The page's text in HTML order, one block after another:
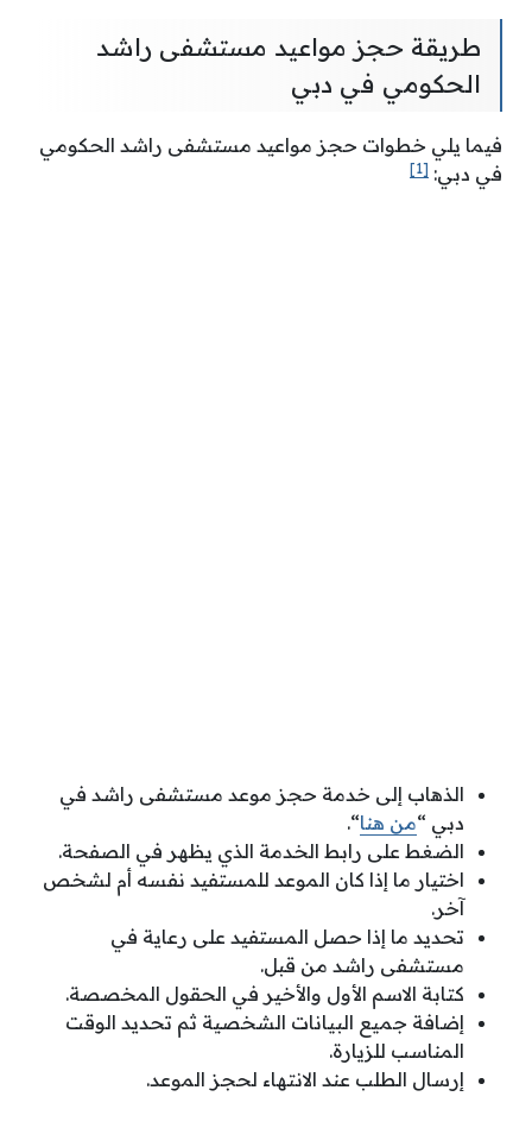
طريقة حجز مواعيد مستشفى راشد
الحكومي في دبي
فيما يلي خطوات حجز مواعيد مستشفى راشد الحكومي
في دبي: [1]
الذهاب إلى خدمة حجز موعد مستشفى راشد في
دبي “من هنا“.
الضغط على رابط الخدمة الذي يظهر في الصفحة.
اختيار ما إذا كان الموعد للمستفيد نفسه أم لشخص
آخر.
تحديد ما إذا حصل المستفيد على رعاية في
مستشفى راشد من قبل.
كتابة الاسم الأول والأخير في الحقول المخصصة.
إضافة جميع البيانات الشخصية ثم تحديد الوقت
المناسب للزيارة.
إرسال الطلب عند الانتهاء لحجز الموعد.